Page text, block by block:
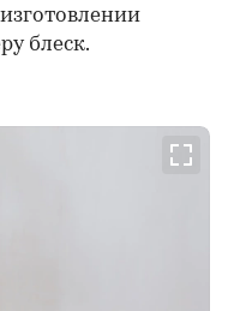
блеск.